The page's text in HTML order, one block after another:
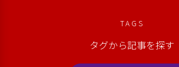
TAGS
タグから記事を探す